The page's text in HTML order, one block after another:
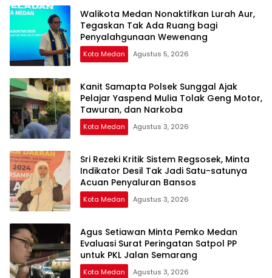
Walikota Medan Nonaktifkan Lurah Aur,
Tegaskan Tak Ada Ruang bagi
Penyalahgunaan Wewenang
Kota Medan Agustus 5, 2026
Kanit Samapta Polsek Sunggal Ajak
Pelajar Yaspend Mulia Tolak Geng Motor,
Tawuran, dan Narkoba
Kota Medan Agustus 3, 2026
Sri Rezeki Kritik Sistem Regsosek, Minta
Indikator Desil Tak Jadi Satu-satunya
Acuan Penyaluran Bansos
Kota Medan Agustus 3, 2026
Agus Setiawan Minta Pemko Medan
Evaluasi Surat Peringatan Satpol PP
untuk PKL Jalan Semarang
Kota Medan Agustus 3, 2026